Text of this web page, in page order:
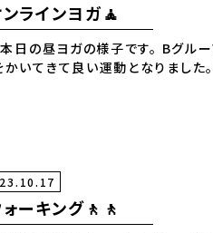
ラインヨガ🧘
本日の昼ヨガの様子です。 Bグル
かいてきて良い運動となりました
ーキング🚶🚶